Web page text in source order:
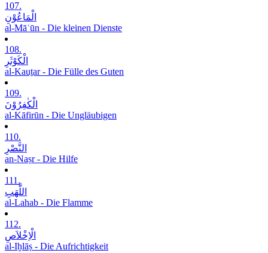
107.
الْمَاعُوْنِ
al-Māʿūn - Die kleinen Dienste
108.
الْکَوْثَرِ
al-Kauṯar - Die Fülle des Guten
109.
الْکٰفِرُوْنَ
al-Kāfirūn - Die Ungläubigen
110.
النَّصْرِ
an-Naṣr - Die Hilfe
111.
اللَّھَبِ
al-Lahab - Die Flamme
112.
الْاِخْلاَصِ
al-Iḫlāṣ - Die Aufrichtigkeit